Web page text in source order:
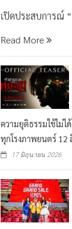
เปิดประสบการณ์
Read More
ความยุติธรรมใช้ไม่ไ
ทุกโรงภาพยนตร์ 12
17 มิถุนายน 2026